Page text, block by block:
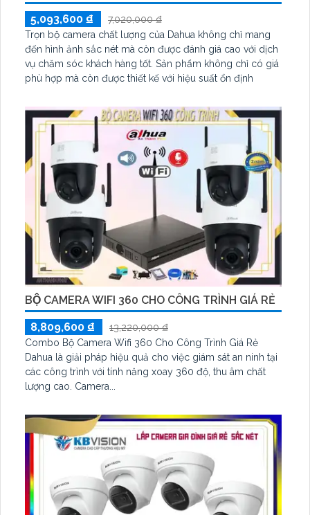
5,093,600 ₫
7,020,000 ₫
Trọn bộ camera chất lượng của Dahua không chỉ mang
đến hình ảnh sắc nét mà còn được đánh giá cao với dịch
vụ chăm sóc khách hàng tốt. Sản phẩm không chỉ có giá
phù hợp mà còn được thiết kế với hiệu suất ổn định
BỘ CAMERA WIFI 360 CHO CÔNG TRÌNH GIÁ RẺ
8,809,600 ₫
13,220,000 ₫
Combo Bộ Camera Wifi 360 Cho Công Trình Giá Rẻ
Dahua là giải pháp hiệu quả cho việc giám sát an ninh tại
các công trình với tính năng xoay 360 độ, thu âm chất
lượng cao. Camera...